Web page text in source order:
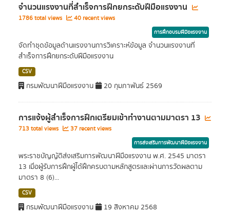
จำนวนแรงงานที่สำเร็จการฝึกยกระดับฝีมือแรงงาน
1786 total views 40 recent views
การฝึกอบรมฝีมือแรงงาน
จัดทำชุดข้อมูลด้านแรงงานการวิเคราะห์ข้อมูล จำนวนแรงงานที่
สำเร็จการฝึกยกระดับฝีมือแรงงาน
CSV
กรมพัฒนาฝีมือแรงงาน 20 กุมภาพันธ์ 2569
การแจ้งผู้สำเร็จการฝึกเตรียมเข้าทำงานตามมาตรา 13
713 total views 37 recent views
การส่งเสริมการพัฒนาฝีมือแรงงาน
พระราชบัญญัติส่งเสริมการพัฒนาฝีมือแรงงาน พ.ศ. 2545 มาตรา
13 เมื่อผู้รับการฝึกผู้ได้ฝึกครบตามหลักสูตรและผ่านการวัดผลตาม
มาตรา 8 (6)...
CSV
กรมพัฒนาฝีมือแรงงาน 19 สิงหาคม 2568